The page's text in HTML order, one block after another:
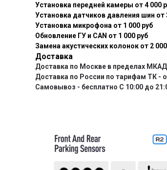
Установка передней камеры от 4 000
Установка датчиков давления шин от
Установка микрофона от 1 000 руб
Обновление ГУ и CAN от 1 000 руб
Замена акустических колонок от 2
Доставка
Доставка по Москве в пределах МКАД
Доставка по России по тарифам ТК -
Самовывоз - бесплатно С 10:00 до